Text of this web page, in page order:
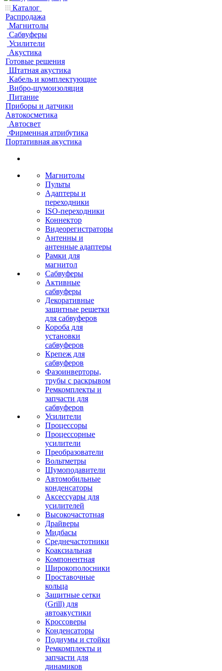
Каталог
Распродажа
Магнитолы
Сабвуферы
Усилители
Акустика
Готовые решения
Штатная акустика
Кабель и комплектующие
Вибро-шумоизоляция
Питание
Приборы и датчики
Автокосметика
Автосвет
Фирменная атрибутика
Портативная акустика
Магнитолы
Пульты
Адаптеры и
переходники
ISO-переходники
Коннектор
Видеорегистраторы
Антенны и
антенные адаптеры
Рамки для
магнитол
Сабвуферы
Активные
сабвуферы
Декоративные
защитные решетки
для сабвуферов
Короба для
установки
сабвуферов
Крепеж для
сабвуферов
Фазоинверторы,
трубы с раскрывом
Ремкомплекты и
запчасти для
сабвуферов
Усилители
Процессоры
Процессорные
усилители
Преобразователи
Вольтметры
Шумоподавители
Автомобильные
конденсаторы
Аксессуары для
усилителей
Высокочастотная
Драйверы
Мидбасы
Среднечастотники
Коаксиальная
Компонентная
Широкополосники
Проставочные
кольца
Защитные сетки
(Grill) для
автоакустики
Кроссоверы
Конденсаторы
Подиумы и стойки
Ремкомплекты и
запчасти для
динамиков